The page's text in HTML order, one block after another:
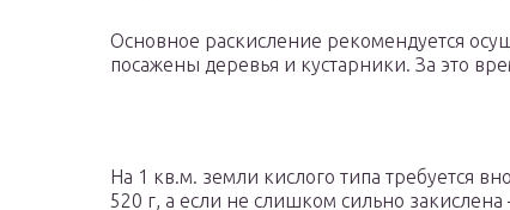
Основное раскисление рекомендуется
посажены деревья и кустарники. За это
На 1 кв.м. земли кислого типа требуется
520 г, а если не слишком сильно